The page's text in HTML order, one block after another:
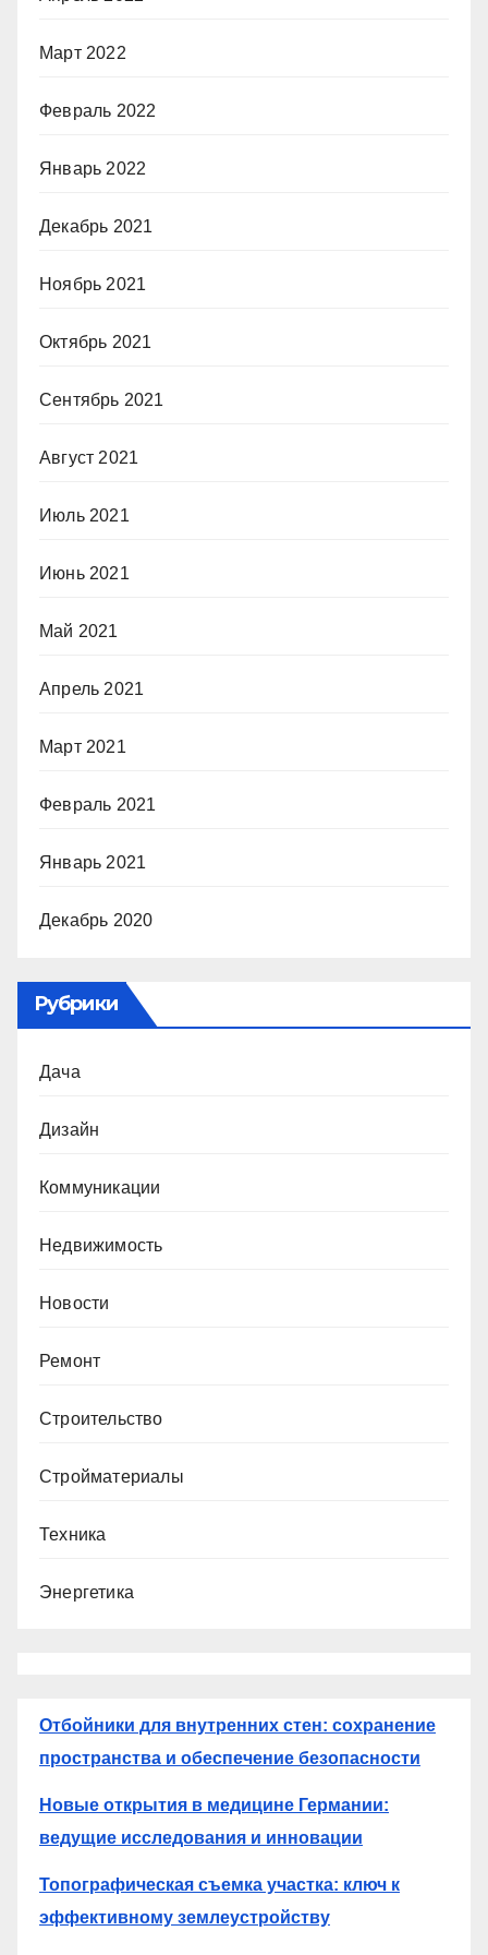
Март 2022
Февраль 2022
Январь 2022
Декабрь 2021
Ноябрь 2021
Октябрь 2021
Сентябрь 2021
Август 2021
Июль 2021
Июнь 2021
Май 2021
Апрель 2021
Март 2021
Февраль 2021
Январь 2021
Декабрь 2020
Рубрики
Дача
Дизайн
Коммуникации
Недвижимость
Новости
Ремонт
Строительство
Стройматериалы
Техника
Энергетика
Отбойники для внутренних стен: сохранение
пространства и обеспечение безопасности
Новые открытия в медицине Германии:
ведущие исследования и инновации
Топографическая съемка участка: ключ к
эффективному землеустройству